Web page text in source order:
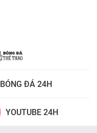
BÓNG ĐÁ 24H
YOUTUBE 24H